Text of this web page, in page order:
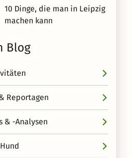
10 Dinge, die man in Leipzig
machen kann
Blog
Reportagen
& -Analysen